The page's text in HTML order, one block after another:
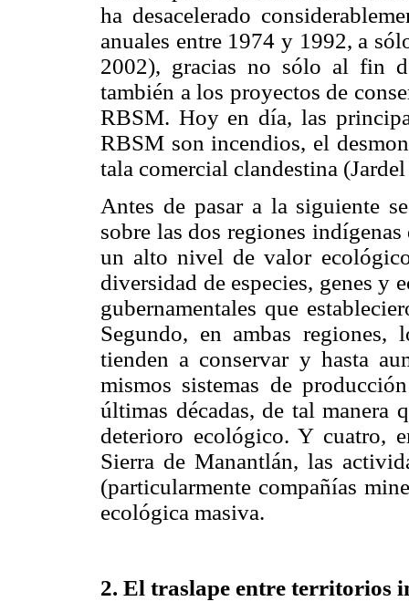
ha desacelerado
anuales entre 1974 y 1992, a
2002), gracias no sólo al fin
también a los proyectos de
RBSM. Hoy en día, las
RBSM son incendios, el
tala comercial clandestina
Antes de pasar a la siguiente
sobre las dos regiones
un alto nivel de valor
diversidad de especies, genes y
gubernamentales que
Segundo, en ambas regiones,
tienden a conservar y hasta
mismos sistemas de
últimas décadas, de tal manera
deterioro ecológico. Y cuatro,
Sierra de Manantlán, las
(particularmente compañías
ecológica masiva.
2. El traslape entre territorios